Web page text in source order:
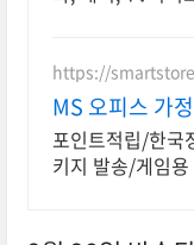
https://
MS 오피스 가
포인트적립/한국
키지 발송/게임용